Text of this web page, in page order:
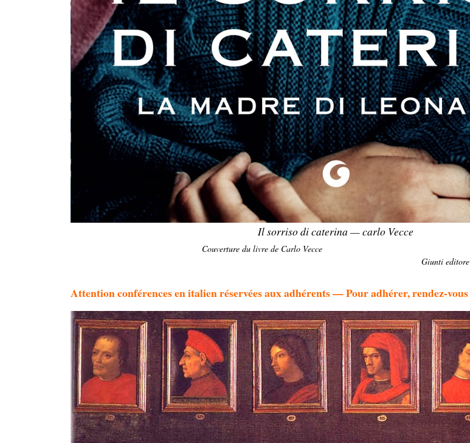
Il sorriso di caterina — carlo Vecce
Couverture du livre de Carlo Vecce
Giunti editore
Attention conférences en italien réservées aux adhérents — Pour adhérer, rendez-vous